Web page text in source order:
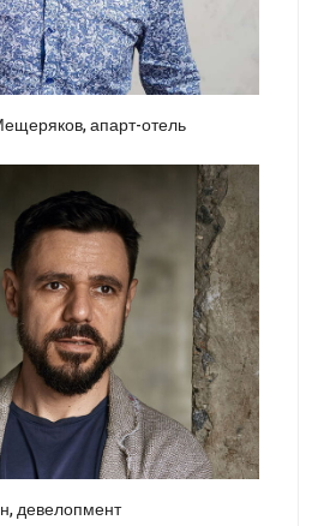
апарт-отель
девелопмент